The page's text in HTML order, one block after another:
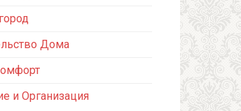
Дома
и Организация